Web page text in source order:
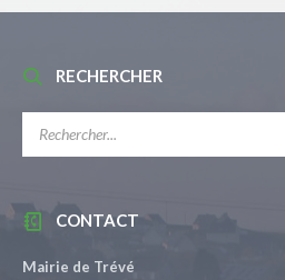
RECHERCHER
CONTACT
Mairie de Trévé